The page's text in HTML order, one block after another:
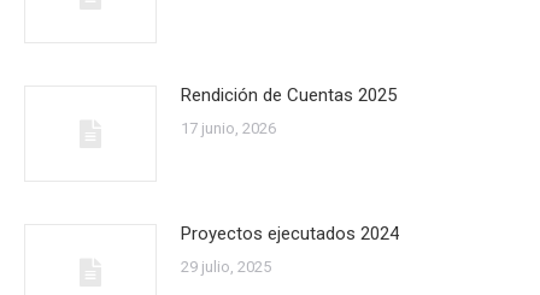
Rendición de Cuentas 2025
17 junio, 2026
Proyectos ejecutados 2024
29 julio, 2025